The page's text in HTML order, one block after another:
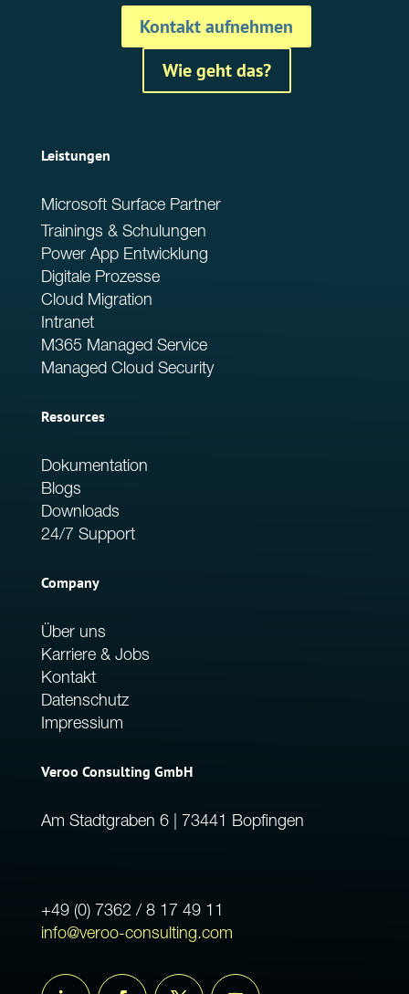
Kontakt aufnehmen
Wie geht das?
Leistungen
Microsoft Surface Partner
Trainings & Schulungen
Power App Entwicklung
Digitale Prozesse
Cloud Migration
Intranet
M365 Managed Service
Managed Cloud Security
Resources
Dokumentation
Blogs
Downloads
24/7 Support
Company
Über uns
Karriere & Jobs
Kontakt
Datenschutz
Impressium
Veroo Consulting GmbH
Am Stadtgraben 6 | 73441 Bopfingen
+49 (0) 7362 / 8 17 49 11
info@veroo-consulting.com